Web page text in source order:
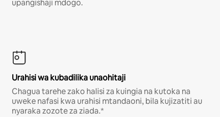
upangishaji mdogo.
Urahisi wa kubadilika unaohitaji
Chagua tarehe zako halisi za kuingia na kutoka na
uweke nafasi kwa urahisi mtandaoni, bila kujizatiti au
nyaraka zozote za ziada.*